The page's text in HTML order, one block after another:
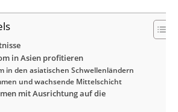
in Asien profitieren
in den asiatischen Schwellenländern
und wachsende Mittelschicht
mit Ausrichtung auf die